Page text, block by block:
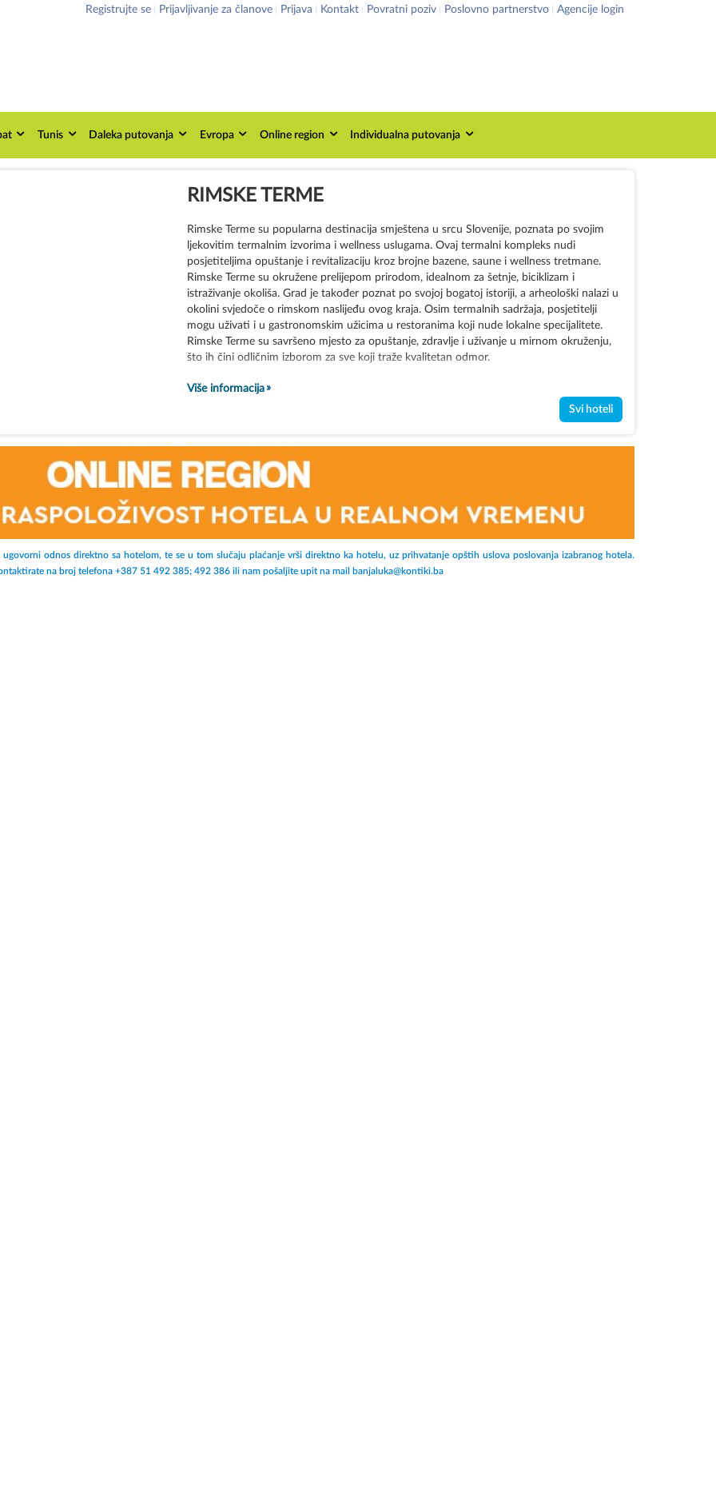
Registrujte se Prijavljivanje za članove Prijava Kontakt Povratni poziv Poslovno partnerstvo Agencije login
Tunis Daleka putovanja Evropa Online region Individualna putovanja
RIMSKE TERME
Rimske Terme su popularna destinacija smještena u srcu Slovenije, poznata po svojim
ljekovitim termalnim izvorima i wellness uslugama. Ovaj termalni kompleks nudi
posjetiteljima opuštanje i revitalizaciju kroz brojne bazene, saune i wellness tretmane.
Rimske Terme su okružene prelijepom prirodom, idealnom za šetnje, biciklizam i
istraživanje okoliša. Grad je također poznat po svojoj bogatoj istoriji, a arheološki nalazi u
okolini svjedoče o rimskom naslijeđu ovog kraja. Osim termalnih sadržaja, posjetitelji
mogu uživati i u gastronomskim užicima u restoranima koji nude lokalne specijalitete.
Rimske Terme su savršeno mjesto za opuštanje, zdravlje i uživanje u mirnom okruženju,
što ih čini odličnim izborom za sve koji traže kvalitetan odmor.
Više informacija
Svi hoteli
odnos direktno sa hotelom, te se u tom slučaju plaćanje vrši direktno ka hotelu, uz prihvatanje opštih uslova poslovanja izabranog hotela.
na broj telefona +387 51 492 385; 492 386 ili nam pošaljite upit na mail banjaluka@kontiki.ba